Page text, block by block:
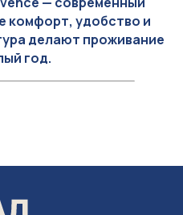
комфорт, удобство и
делают проживание
год.